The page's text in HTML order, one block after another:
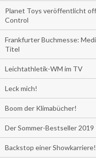
Planet Toys veröffentlicht
Control
Frankfurter Buchmesse:
Titel
Leichtathletik-WM im TV
Leck mich!
Boom der Klimabücher!
Der Sommer-Bestseller 2019
Backstop einer Showkarriere!